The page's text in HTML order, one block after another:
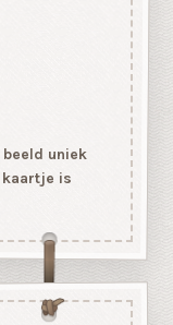
uniek
kaartje is